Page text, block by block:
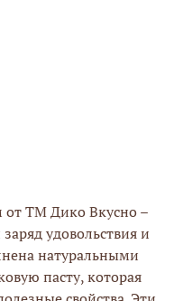
ТМ Дико Вкусно –
удовольствия и
натуральными
пасту, которая